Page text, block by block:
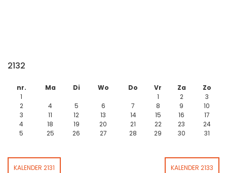
2132
nr. Ma Di Wo Do Vr Za
Zo
1
1 2
3
2
4 5 6 7 8 9
10
3
11 12 13 14 15 16
17
4
18 19 20 21 22 23
24
5
25 26 27 28 29 30 31
KALENDER 2131 KALENDER 2133